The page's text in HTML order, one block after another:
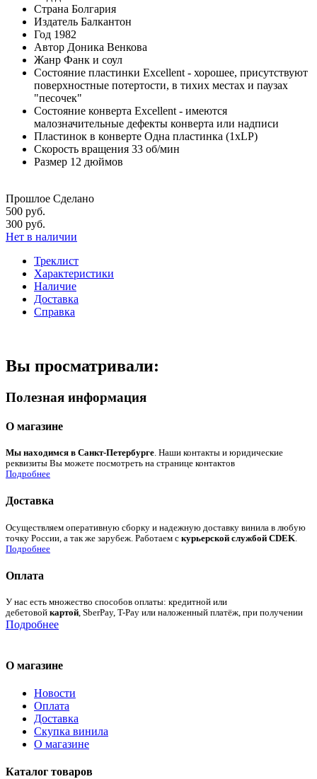
Страна Болгария
Издатель Балкантон
Год 1982
Автор Доника Венкова
Жанр Фанк и соул
Состояние пластинки Excellent - хорошее, присутствуют
поверхностные потертости, в тихих местах и паузах
"песочек"
Состояние конверта Excellent - имеются
малозначительные дефекты конверта или надписи
Пластинок в конверте Одна пластинка (1xLP)
Скорость вращения 33 об/мин
Размер 12 дюймов
Прошлое Сделано
500 руб.
300 руб.
Нет в наличии
Треклист
Характеристики
Наличие
Доставка
Справка
Вы просматривали:
Полезная информация
О магазине
Мы находимся в Санкт-Петербурге. Наши контакты и юридические
реквизиты Вы можете посмотреть на странице контактов
Подробнее
Доставка
Осуществляем оперативную сборку и надежную доставку винила в любую
точку России, а так же зарубеж. Работаем с курьерской службой CDEK
Подробнее
Оплата
У нас есть множество способов оплаты: кредитной или
дебетовой картой, SberPay, T-Pay или наложенный платёж, при получении
Подробнее
О магазине
Новости
Оплата
Доставка
Скупка винила
О магазине
Каталог товаров